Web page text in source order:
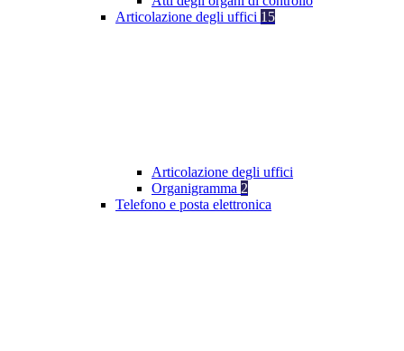
Articolazione degli uffici 15
Articolazione degli uffici
Organigramma 2
Telefono e posta elettronica